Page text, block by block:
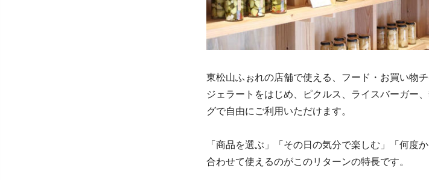
東松山ふぉれの店舗で使える、フード・お買い物チ
ジェラートをはじめ、ピクルス、ライスバーガー
グで自由にご利用いただけます。
「商品を選ぶ」「その日の気分で楽しむ」「何度
合わせて使えるのがこのリターンの特長です。